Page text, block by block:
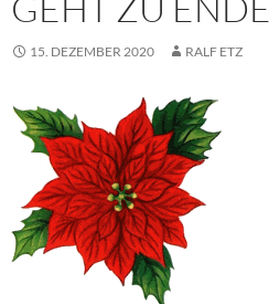
15. DEZEMBER 2020 RALF ETZ